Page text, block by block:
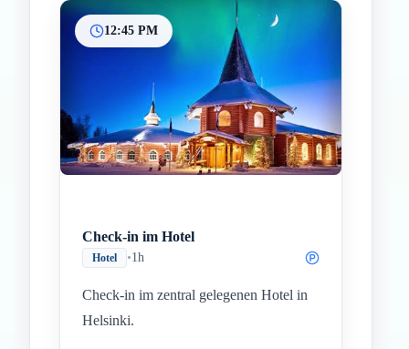
12:45 PM
Check-in im Hotel
Hotel •1h
Check-in im zentral gelegenen Hotel in
Helsinki.